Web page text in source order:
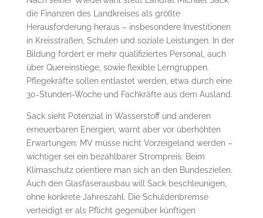
die Finanzen des Landkreises als größte
Herausforderung heraus – insbesondere Investitionen
in Kreisstraßen, Schulen und soziale Leistungen. In der
Bildung fordert er mehr qualifiziertes Personal, auch
über Quereinstiege, sowie flexible Lerngruppen.
Pflegekräfte sollen entlastet werden, etwa durch eine
30-Stunden-Woche und Fachkräfte aus dem Ausland.
Sack sieht Potenzial in Wasserstoff und anderen
erneuerbaren Energien, warnt aber vor überhöhten
Erwartungen: MV müsse nicht Vorzeigeland werden –
wichtiger sei ein bezahlbarer Strompreis. Beim
Klimaschutz orientiere man sich an den Bundeszielen.
Auch den Glasfaserausbau will Sack beschleunigen,
ohne konkrete Jahreszahl. Die Schuldenbremse
verteidigt er als Pflicht gegenüber künftigen